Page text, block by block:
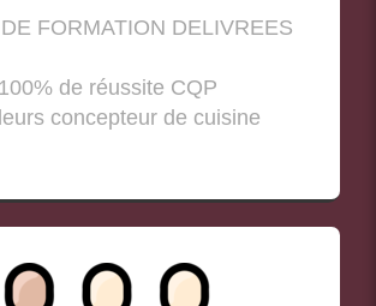
FORMATION DELIVREES
100% de réussite CQP
concepteur de cuisine